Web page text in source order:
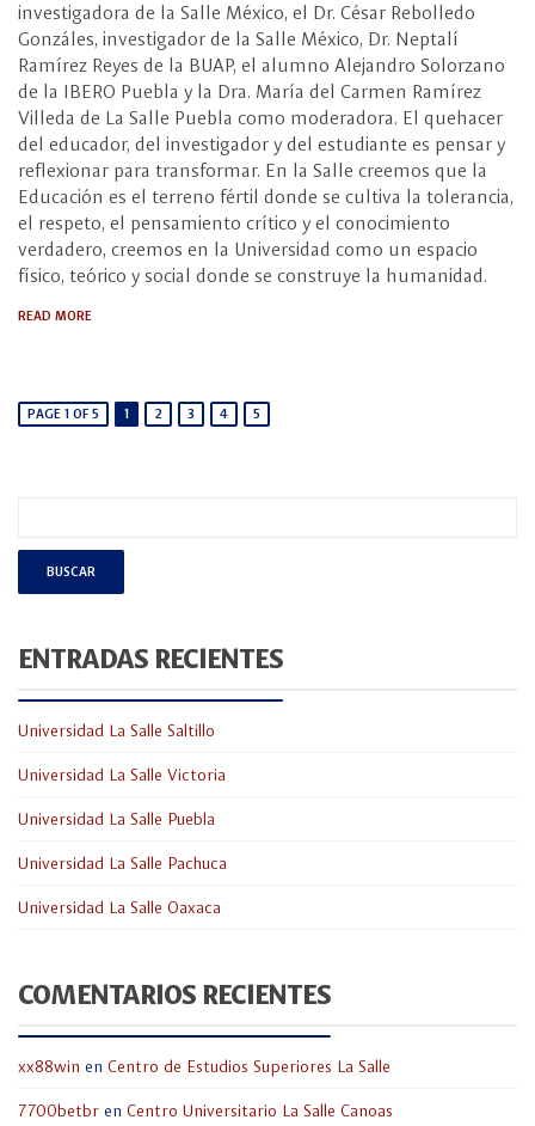
investigadora de la Salle México, el Dr. César Rebolledo
Gonzáles, investigador de la Salle México, Dr. Neptalí
Ramírez Reyes de la BUAP, el alumno Alejandro Solorzano
de la IBERO Puebla y la Dra. María del Carmen Ramírez
Villeda de La Salle Puebla como moderadora. El quehacer
del educador, del investigador y del estudiante es pensar y
reflexionar para transformar. En la Salle creemos que la
Educación es el terreno fértil donde se cultiva la tolerancia,
el respeto, el pensamiento crítico y el conocimiento
verdadero, creemos en la Universidad como un espacio
físico, teórico y social donde se construye la humanidad.
READ MORE
PAGE 1 OF 5 1 2 3 4 5
ENTRADAS RECIENTES
Universidad La Salle Saltillo
Universidad La Salle Victoria
Universidad La Salle Puebla
Universidad La Salle Pachuca
Universidad La Salle Oaxaca
COMENTARIOS RECIENTES
xx88win en Centro de Estudios Superiores La Salle
7700betbr en Centro Universitario La Salle Canoas